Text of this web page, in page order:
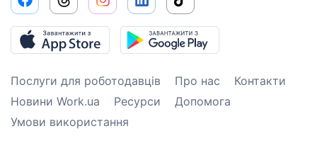
Послуги для роботодавців Про нас
Контакти
Новини Work.ua
Ресурси
Допомога
Умови використання